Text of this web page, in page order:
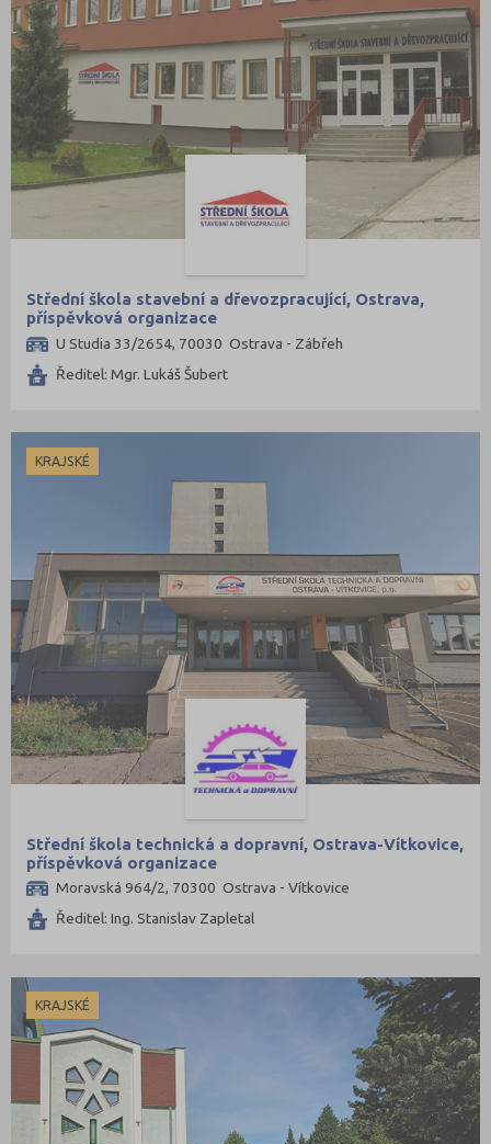
Střední škola stavební a dřevozpracující, Ostrava,
příspěvková organizace
U Studia 33/2654, 70030 Ostrava - Zábřeh
Ředitel: Mgr. Lukáš Šubert
KRAJSKÉ
Střední škola technická a dopravní, Ostrava-Vítkovice,
příspěvková organizace
Moravská 964/2, 70300 Ostrava - Vítkovice
Ředitel: Ing. Stanislav Zapletal
KRAJSKÉ